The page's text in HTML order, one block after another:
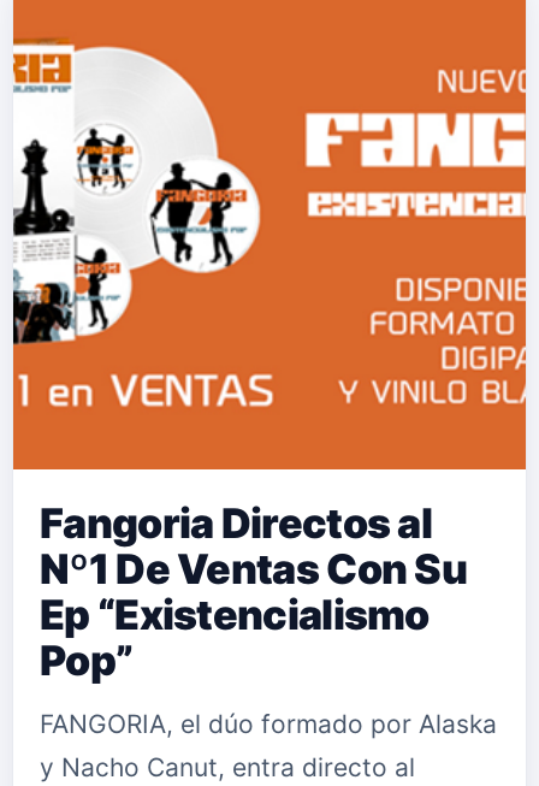
Fangoria Directos al
Nº1 De Ventas Con Su
Ep “Existencialismo
Pop”
FANGORIA, el dúo formado por Alaska
y Nacho Canut, entra directo al